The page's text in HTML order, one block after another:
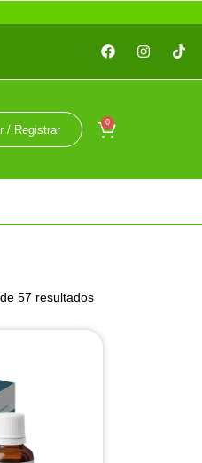
/ Registrar
0
57 resultados